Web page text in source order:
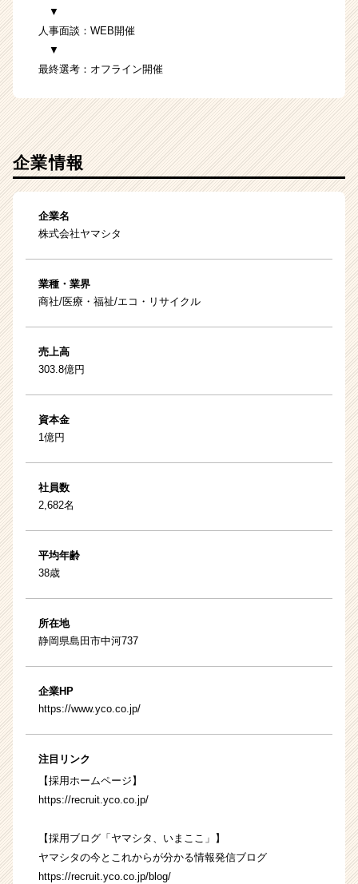
▼
人事面談：WEB開催
▼
最終選考：オフライン開催
企業情報
企業名
株式会社ヤマシタ
業種・業界
商社/医療・福祉/エコ・リサイクル
売上高
303.8億円
資本金
1億円
社員数
2,682名
平均年齢
38歳
所在地
静岡県島田市中河737
企業HP
https://www.yco.co.jp/
注目リンク
【採用ホームページ】
https://recruit.yco.co.jp/
【採用ブログ「ヤマシタ、いまここ」】
ヤマシタの今とこれからが分かる情報発信ブログ
https://recruit.yco.co.jp/blog/